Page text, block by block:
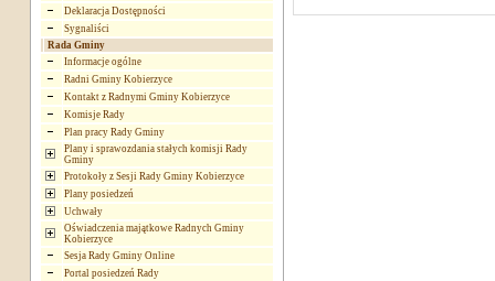
Deklaracja Dostępności
Sygnaliści
Rada Gminy
Informacje ogólne
Radni Gminy Kobierzyce
Kontakt z Radnymi Gminy Kobierzyce
Komisje Rady
Plan pracy Rady Gminy
Plany i sprawozdania stałych komisji Rady
Gminy
Protokoły z Sesji Rady Gminy Kobierzyce
Plany posiedzeń
Uchwały
Oświadczenia majątkowe Radnych Gminy
Kobierzyce
Sesja Rady Gminy Online
Portal posiedzeń Rady